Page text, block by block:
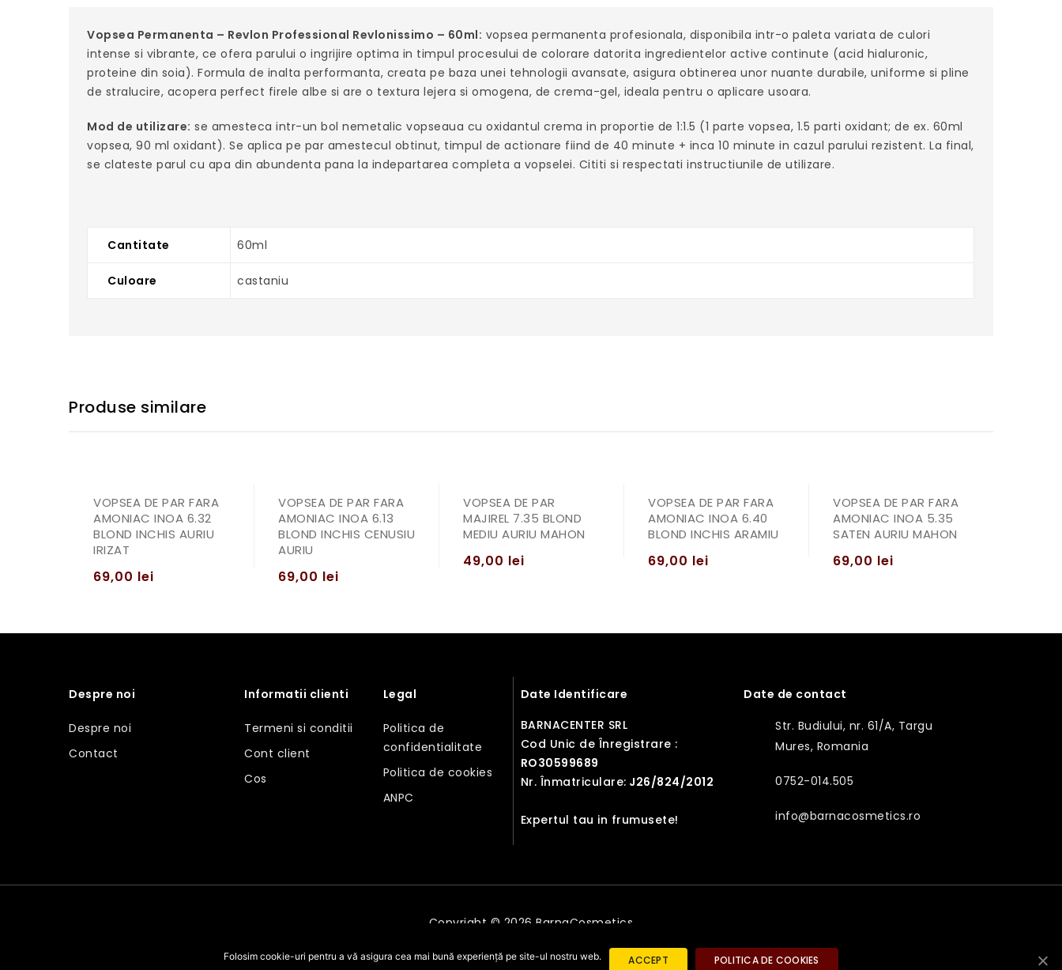
Vopsea Permanenta – Revlon Professional Revlonissimo – 60ml: vopsea permanenta profesionala, disponibila intr-o paleta variata de culori
intense si vibrante, ce ofera parului o ingrijire optima in timpul procesului de colorare datorita ingredientelor active continute (acid hialuronic,
proteine din soia). Formula de inalta performanta, creata pe baza unei tehnologii avansate, asigura obtinerea unor nuante durabile, uniforme si pline
de stralucire, acopera perfect firele albe si are o textura lejera si omogena, de crema-gel, ideala pentru o aplicare usoara.
Mod de utilizare: se amesteca intr-un bol nemetalic vopseaua cu oxidantul crema in proportie de 1:1.5 (1 parte vopsea, 1.5 parti oxidant; de ex. 60ml
vopsea, 90 ml oxidant). Se aplica pe par amestecul obtinut, timpul de actionare fiind de 40 minute + inca 10 minute in cazul parului rezistent. La final,
se clateste parul cu apa din abundenta pana la indepartarea completa a vopselei. Cititi si respectati instructiunile de utilizare.
Cantitate 60ml
Culoare castaniu
Produse similare
VOPSEA DE PAR FARA
AMONIAC INOA 6.32
BLOND INCHIS AURIU
IRIZAT
69,00 lei
VOPSEA DE PAR FARA
AMONIAC INOA 6.13
BLOND INCHIS CENUSIU
AURIU
69,00 lei
VOPSEA DE PAR
MAJIREL 7.35 BLOND
MEDIU AURIU MAHON
49,00 lei
VOPSEA DE PAR FARA
AMONIAC INOA 6.40
BLOND INCHIS ARAMIU
69,00 lei
VOPSEA DE PAR FARA
AMONIAC INOA 5.35
SATEN AURIU MAHON
69,00 lei
Despre noi
Despre noi
Contact
Informatii clienti
Termeni si conditii
Cont client
Cos
Legal
Politica de
confidentialitate
Politica de cookies
ANPC
Date Identificare
BARNACENTER SRL
Cod Unic de Înregistrare :
RO30599689
Nr. Înmatriculare: J26/824/2012
Expertul tau in frumusete!
Date de contact
Str. Budiului, nr. 61/A, Targu
Mures, Romania
0752-014.505
info@barnacosmetics.ro
Copyright © 2026 BarnaCosmetics
Folosim cookie-uri pentru a vă asigura cea mai bună experiență pe site-ul nostru web. ACCEPT POLITICA DE COOKIES